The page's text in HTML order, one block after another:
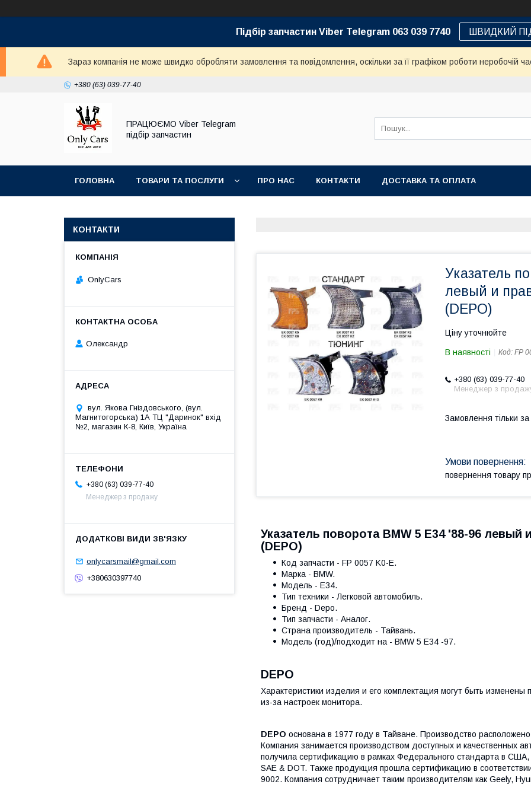
Підбір запчастин Viber Telegram 063 039 7740 ШВИДКИЙ
Зараз компанія не може швидко обробляти замовлення та повідомлення, оскільки за її графіком роботи неробочій
+380 (63) 039-77-40
ПРАЦЮЄМО Viber Telegram
підбір запчастин
ГОЛОВНА ТОВАРИ ТА ПОСЛУГИ ПРО НАС КОНТАКТИ ДОСТАВКА ТА ОПЛАТА
Указатель
левый и
(DEPO)
Ціну уточнюйте
В наявності Код: FP
+380 (63) 039-77-40
Менеджер з
Замовлення тільки
повернення товару
Указатель поворота BMW 5 E34 '88-96
(DEPO)
Код запчасти - FP 0057 K0-E.
Марка - BMW.
Модель - E34.
Тип техники - Легковой автомобиль.
Бренд - Depo.
Тип запчасти - Аналог.
Страна производитель - Тайвань.
Модель (год)/подходит на - BMW 5 E34 -97.
DEPO
Характеристики изделия и его комплектация могут быть
из-за настроек монитора.
DEPO основана в 1977 году в Тайване. Производство
Компания занимается производством доступных и качественных
получила сертификацию в рамках Федерального стандарта в США,
SAE & DOT. Также продукция прошла сертификацию в
9002. Компания сотрудничает таким производителям как Geely,
КОНТАКТИ
OnlyCars
Олександр
вул. Якова Гніздовського, (вул.
Магнитогорська) 1А ТЦ "Даринок" вхід
№2, магазин К-8, Київ, Україна
+380 (63) 039-77-40
Менеджер з продажу
onlycarsmail@gmail.com
+380630397740